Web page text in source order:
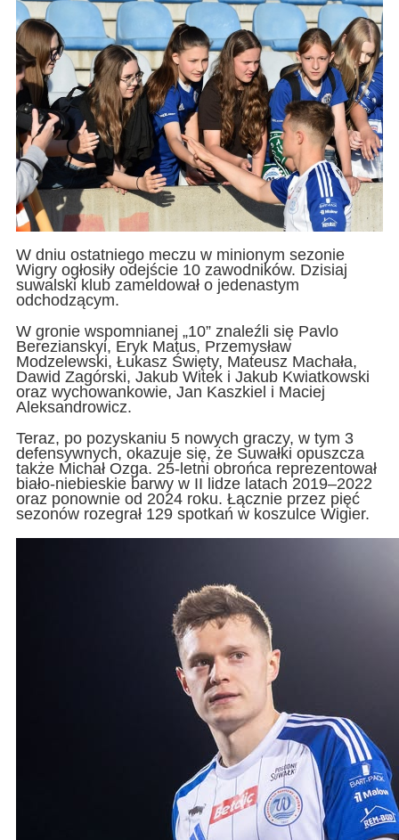
W dniu ostatniego meczu w minionym sezonie
Wigry ogłosiły odejście 10 zawodników. Dzisiaj
suwalski klub zameldował o jedenastym
odchodzącym.
W gronie wspomnianej „10” znaleźli się Pavlo
Berezianskyi, Eryk Matus, Przemysław
Modzelewski, Łukasz Święty, Mateusz Machała,
Dawid Zagórski, Jakub Witek i Jakub Kwiatkowski
oraz wychowankowie, Jan Kaszkiel i Maciej
Aleksandrowicz.
Teraz, po pozyskaniu 5 nowych graczy, w tym 3
defensywnych, okazuje się, że Suwałki opuszcza
także Michał Ozga. 25-letni obrońca reprezentował
biało-niebieskie barwy w II lidze latach 2019–2022
oraz ponownie od 2024 roku. Łącznie przez pięć
sezonów rozegrał 129 spotkań w koszulce Wigier.